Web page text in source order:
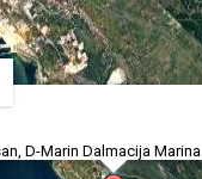
D-Marin Dalmacija Marina